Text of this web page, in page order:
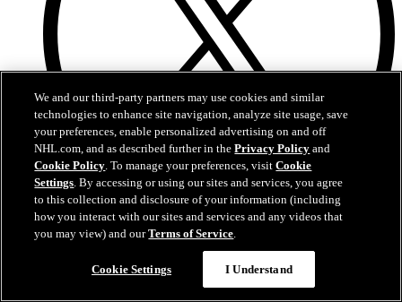
X
We and our third-party partners may use cookies and similar
technologies to enhance site navigation, analyze site usage, save
your preferences, enable personalized advertising on and off
NHL.com, and as described further in thePrivacy Policy and
Cookie Policy. To manage your preferences, visitCookie
Settings. By accessing or using our sites and services, you agree
to this collection and disclosure of your information (including
how you interact with our sites and services and any videos that
you may view) and ourTerms of Service.
Cookie Settings I Understand